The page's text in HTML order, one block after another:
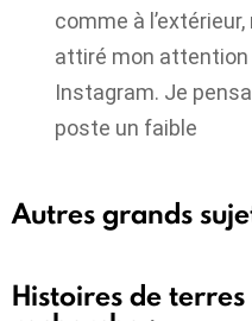
comme à
attiré mon attention
Instagram. Je
poste un faible
Autres grands
Histoires de